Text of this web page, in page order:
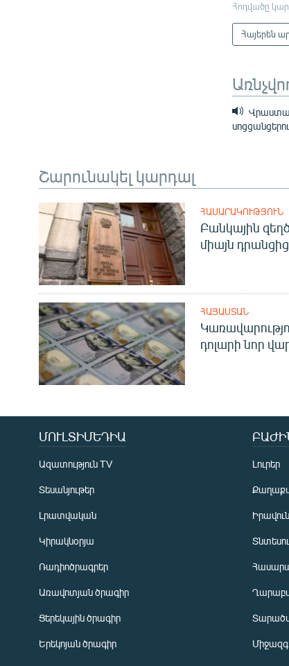
Հոդվածը
Հայերեն
Շարունակել կարդալ
ՀԱՍԱՐԱԿՈՒԹՅՈՒՆ
Բանկային
միայն
ՀԱՅԱՍՏԱՆ
դոլարի նոր
ՄՈՒԼՏԻՄԵԴԻԱ
Ազատություն TV
Տեսանյութեր
Լրատվական
Կիրակնօրյա
Ռադիոծրագրեր
Առավոտյան ծրագիր
Ցերեկային ծրագիր
Երեկոյան ծրագիր
Լուրեր